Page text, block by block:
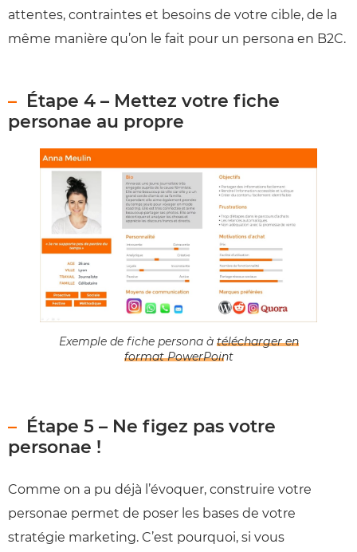
attentes, contraintes et besoins de votre cible, de la
même manière qu’on le fait pour un persona en B2C.
Étape 4 – Mettez votre fiche
personae au propre
Exemple de fiche persona à télécharger en
format PowerPoint
Étape 5 – Ne figez pas votre
personae !
Comme on a pu déjà l’évoquer, construire votre
personae permet de poser les bases de votre
stratégie marketing. C’est pourquoi, si vous